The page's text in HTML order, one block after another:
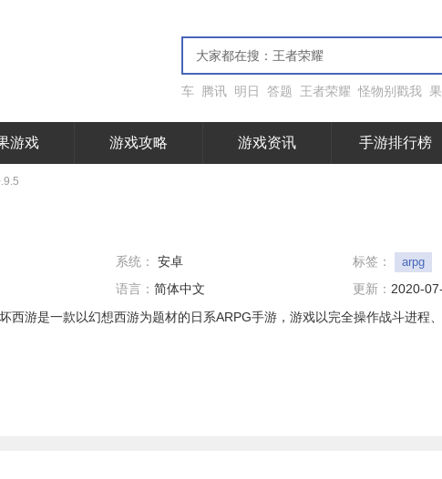
车 腾讯 明日 答题 王者荣耀 怪物别戳我
游戏 游戏攻略 游戏资讯 手游排行榜
系统： 安卓 标签： arpg
语言： 简体中文 更新： 2020-
西游是一款以幻想西游为题材的日系ARPG手游，游戏以完全操作战斗进程